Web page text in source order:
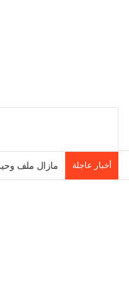
أخبار عاجلة مازال ملف